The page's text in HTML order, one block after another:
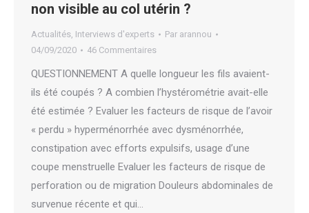
non visible au col utérin ?
Actualités, Interviews d'experts Par arannou
04/09/2020
46 Commentaires
QUESTIONNEMENT A quelle longueur les fils avaient-
ils été coupés ? A combien l’hystérométrie avait-elle
été estimée ? Evaluer les facteurs de risque de l’avoir
« perdu » hyperménorrhée avec dysménorrhée,
constipation avec efforts expulsifs, usage d’une
coupe menstruelle Evaluer les facteurs de risque de
perforation ou de migration Douleurs abdominales de
survenue récente et qui…